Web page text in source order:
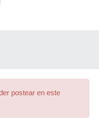
postear en este